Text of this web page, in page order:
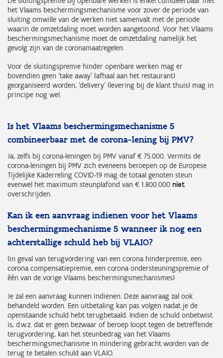
het Vlaams beschermingsmechanisme voor zover de periode van
sluiting omwille van de werken niet samenvalt met de periode
waarin de omzetdaling moet worden aangetoond. Voor het Vlaams
beschermingsmechanisme moet de omzetdaling namelijk het
gevolg zijn van de coronamaatregelen.
Voor de sluitingspremie hinder openbare werken mag er
bovendien geen ‘take away’ (afhaal aan het restaurant)
georganiseerd worden, ‘delivery’ (levering bij de klant thuis) mag in
principe nog wel.
Is het Vlaams beschermingsmechanisme 5
combineerbaar met de corona-lening bij PMV?
Ja, zelfs bij corona-leningen bij PMV vanaf € 75.000. Vermits de
corona-leningen bij PMV zich eveneens beroepen op de Europese
Tijdelijke Kaderreling COVID-19 mag de totaal genoten steun
evenwel het maximum steunplafond van € 1.800.000 niet
overschrijden.
Kan ik een aanvraag indienen voor het Vlaams
beschermingsmechanisme 5 wanneer ik nog een
achterstallige schuld heb bij VLAIO?
(in geval van terugvordering van een corona hinderpremie, een
corona compensatiepremie, een corona ondersteuningspremie of
één van de vorige Vlaams beschermingsmechanismes)
Je zal een aanvraag kunnen indienen. Deze aanvraag zal ook
behandeld worden. Een uitbetaling kan pas volgen nadat je de
openstaande schuld hebt terugbetaald. Indien de schuld onbetwist
is, d.w.z. dat er geen bezwaar of beroep loopt tegen de betreffende
terugvordering, kan het steunbedrag van het Vlaams
beschermingsmechanisme in mindering gebracht worden van de
terug te betalen schuld aan VLAIO.